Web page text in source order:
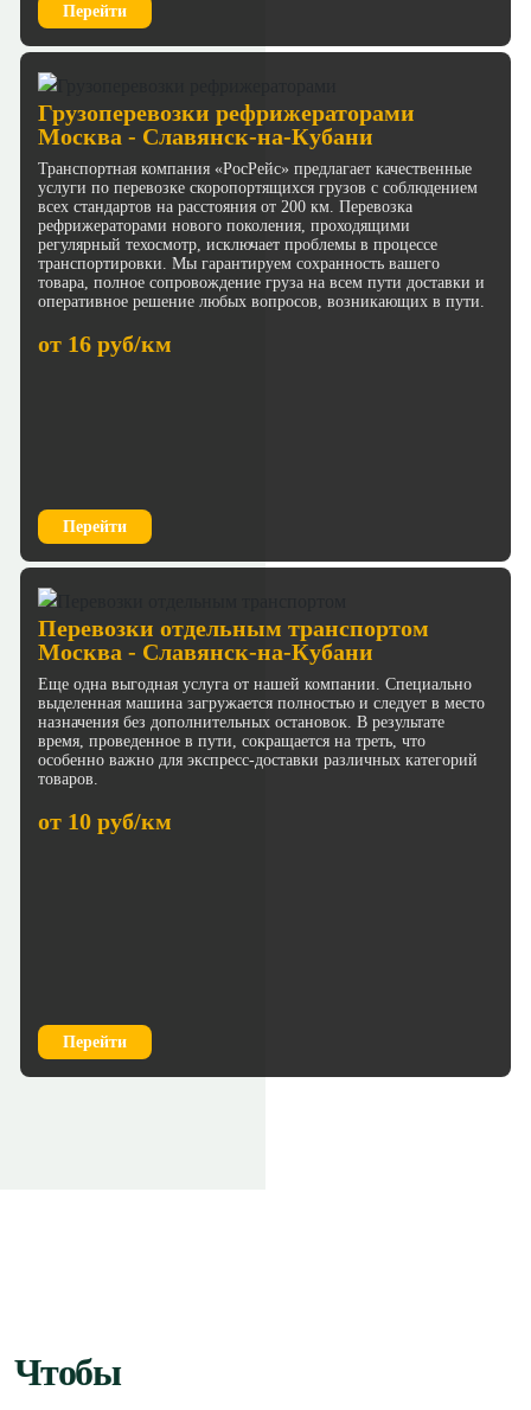
Перейти
Грузоперевозки рефрижераторами
Москва - Славянск-на-Кубани
Транспортная компания «РосРейс» предлагает качественные
услуги по перевозке скоропортящихся грузов с соблюдением
всех стандартов на расстояния от 200 км. Перевозка
рефрижераторами нового поколения, проходящими
регулярный техосмотр, исключает проблемы в процессе
транспортировки. Мы гарантируем сохранность вашего
товара, полное сопровождение груза на всем пути доставки и
оперативное решение любых вопросов, возникающих в пути.
от 16 руб/км
Перейти
Перевозки отдельным транспортом
Москва - Славянск-на-Кубани
Еще одна выгодная услуга от нашей компании. Специально
выделенная машина загружается полностью и следует в место
назначения без дополнительных остановок. В результате
время, проведенное в пути, сокращается на треть, что
особенно важно для экспресс-доставки различных категорий
товаров.
от 10 руб/км
Перейти
Чтобы